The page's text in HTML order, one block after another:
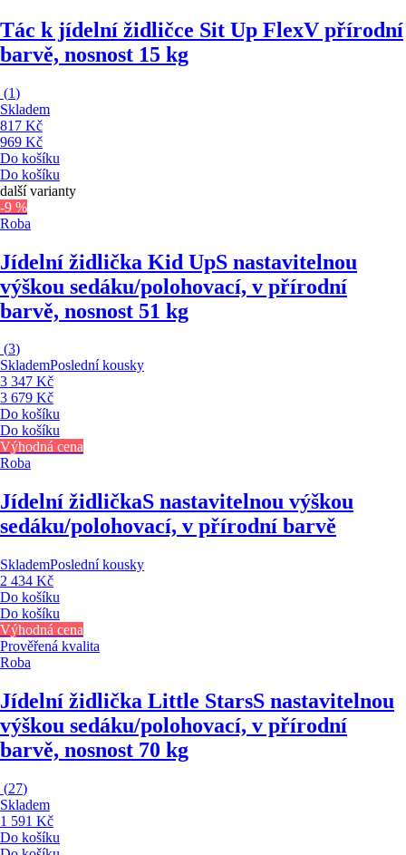
Tác k jídelní židličce Sit Up FlexV přírodní
barvě, nosnost 15 kg
(1)
Skladem
817 Kč
969 Kč
Do košíku
Do košíku
další varianty
-9 %
Roba
Jídelní židlička Kid UpS nastavitelnou
výškou sedáku/polohovací, v přírodní
barvě, nosnost 51 kg
(3)
SklademPoslední kousky
3 347 Kč
3 679 Kč
Do košíku
Do košíku
Výhodná cena
Roba
Jídelní židličkaS nastavitelnou výškou
sedáku/polohovací, v přírodní barvě
SklademPoslední kousky
2 434 Kč
Do košíku
Do košíku
Výhodná cena
Prověřená kvalita
Roba
Jídelní židlička Little StarsS nastavitelnou
výškou sedáku/polohovací, v přírodní
barvě, nosnost 70 kg
(27)
Skladem
1 591 Kč
Do košíku